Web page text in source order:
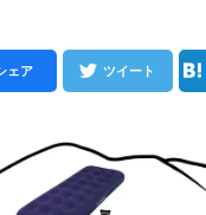
ェア ツイート